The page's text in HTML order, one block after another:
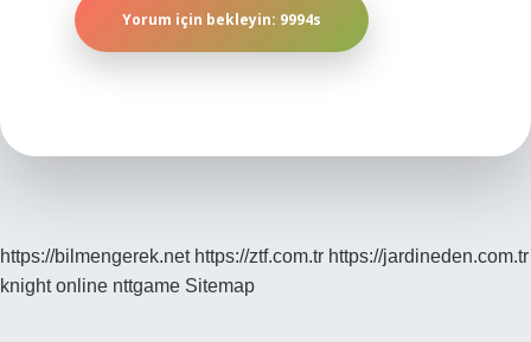
https://bilmengerek.net https://ztf.com.tr https://jardineden.com.tr
knight online nttgame Sitemap